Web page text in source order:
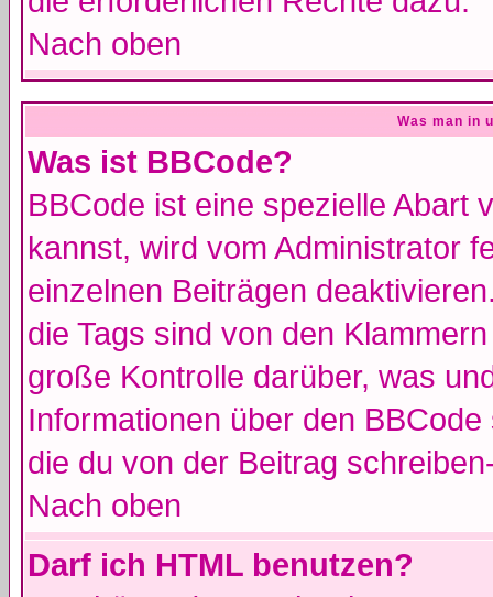
Nach oben
Was man in
Was ist BBCode?
BBCode ist eine spezielle Abart
kannst, wird vom Administrator
einzelnen Beiträgen
die Tags sind von den
große Kontrolle darüber, was
Informationen über den
die du von der Beitrag
Nach oben
Darf ich HTML benutzen?